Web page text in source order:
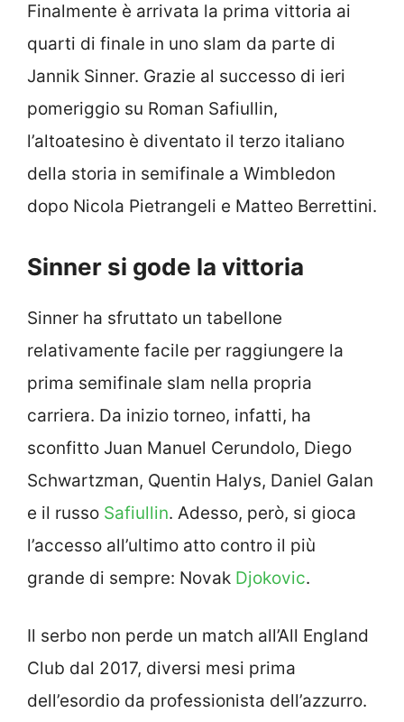
Finalmente è arrivata la prima vittoria ai
quarti di finale in uno slam da parte di
Jannik Sinner. Grazie al successo di ieri
pomeriggio su Roman Safiullin,
l’altoatesino è diventato il terzo italiano
della storia in semifinale a Wimbledon
dopo Nicola Pietrangeli e Matteo Berrettini.
Sinner si gode la vittoria
Sinner ha sfruttato un tabellone
relativamente facile per raggiungere la
prima semifinale slam nella propria
carriera. Da inizio torneo, infatti, ha
sconfitto Juan Manuel Cerundolo, Diego
Schwartzman, Quentin Halys, Daniel Galan
e il russo Safiullin. Adesso, però, si gioca
l’accesso all’ultimo atto contro il più
grande di sempre: Novak Djokovic.
Il serbo non perde un match all’All England
Club dal 2017, diversi mesi prima
dell’esordio da professionista dell’azzurro.